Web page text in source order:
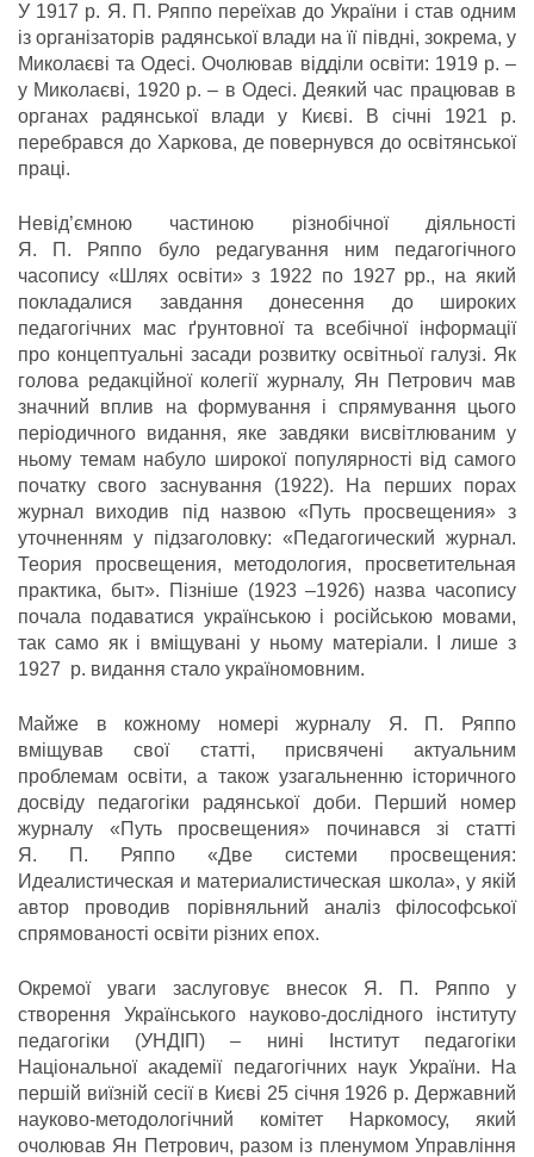
У 1917 р. Я. П. Ряппо переїхав до України і став одним
із організаторів радянської влади на її півдні, зокрема, у
Миколаєві та Одесі. Очолював відділи освіти: 1919 р. –
у Миколаєві, 1920 р. – в Одесі. Деякий час працював в
органах радянської влади у Києві. В січні 1921 р.
перебрався до Харкова, де повернувся до освітянської
праці.
Невід’ємною частиною різнобічної діяльності
Я. П. Ряппо було редагування ним педагогічного
часопису «Шлях освіти» з 1922 по 1927 рр., на який
покладалися завдання донесення до широких
педагогічних мас ґрунтовної та всебічної інформації
про концептуальні засади розвитку освітньої галузі. Як
голова редакційної колегії журналу, Ян Петрович мав
значний вплив на формування і спрямування цього
періодичного видання, яке завдяки висвітлюваним у
ньому темам набуло широкої популярності від самого
початку свого заснування (1922). На перших порах
журнал виходив під назвою «Путь просвещения» з
уточненням у підзаголовку: «Педагогический журнал.
Теория просвещения, методология, просветительная
практика, быт». Пізніше (1923 –1926) назва часопису
почала подаватися українською і російською мовами,
так само як і вміщувані у ньому матеріали. І лише з
1927 р. видання стало україномовним.
Майже в кожному номері журналу Я. П. Ряппо
вміщував свої статті, присвячені актуальним
проблемам освіти, а також узагальненню історичного
досвіду педагогіки радянської доби. Перший номер
журналу «Путь просвещения» починався зі статті
Я. П. Ряппо «Две системи просвещения:
Идеалистическая и материалистическая школа», у якій
автор проводив порівняльний аналіз філософської
спрямованості освіти різних епох.
Окремої уваги заслуговує внесок Я. П. Ряппо у
створення Українського науково-дослідного інституту
педагогіки (УНДІП) – нині Інститут педагогіки
Національної академії педагогічних наук України. На
першій виїзній сесії в Києві 25 січня 1926 р. Державний
науково-методологічний комітет Наркомосу, який
очолював Ян Петрович, разом із пленумом Управління